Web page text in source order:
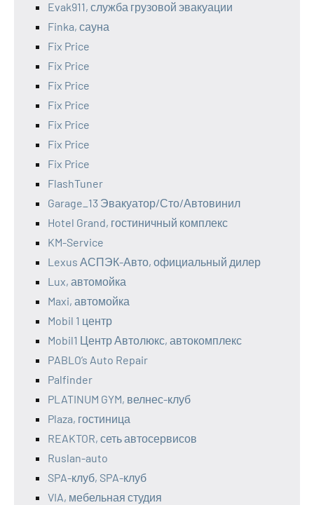
Evak911, служба грузовой эвакуации
Finka, сауна
Fix Price
Fix Price
Fix Price
Fix Price
Fix Price
Fix Price
Fix Price
FlashTuner
Garage_13 Эвакуатор/Сто/Автовинил
Hotel Grand, гостиничный комплекс
KM-Service
Lexus АСПЭК-Авто, официальный дилер
Lux, автомойка
Maxi, автомойка
Mobil 1 центр
Mobil1 Центр Автолюкс, автокомплекс
PABLO’s Auto Repair
Palfinder
PLATINUM GYM, велнес-клуб
Plaza, гостиница
REAKTOR, сеть автосервисов
Ruslan-auto
SPA-клуб, SPA-клуб
VIA, мебельная студия